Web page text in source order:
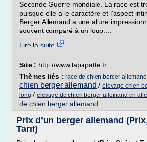
Seconde Guerre mondiale. La race est
puisque elle a le caractère et l'aspect
Berger Allemand a une allure
souvent comparé à un loup....
Lire la suite
Site : http://www.lapapatte.fr
Thèmes liés : race de chien berger
chien berger allemand / elevage chien
long / elevage de chien berger allemand en
de chien berger allemand
Prix d’un berger allemand
Tarif)